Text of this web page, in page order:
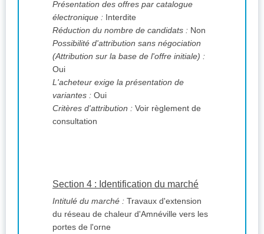
Présentation des offres par catalogue
électronique : Interdite
Réduction du nombre de candidats : Non
Possibilité d'attribution sans négociation
(Attribution sur la base de l'offre initiale) :
Oui
L'acheteur exige la présentation de
variantes : Oui
Critères d'attribution : Voir règlement de
consultation
Section 4 : Identification du marché
Intitulé du marché : Travaux d'extension
du réseau de chaleur d'Amnéville vers les
portes de l'orne